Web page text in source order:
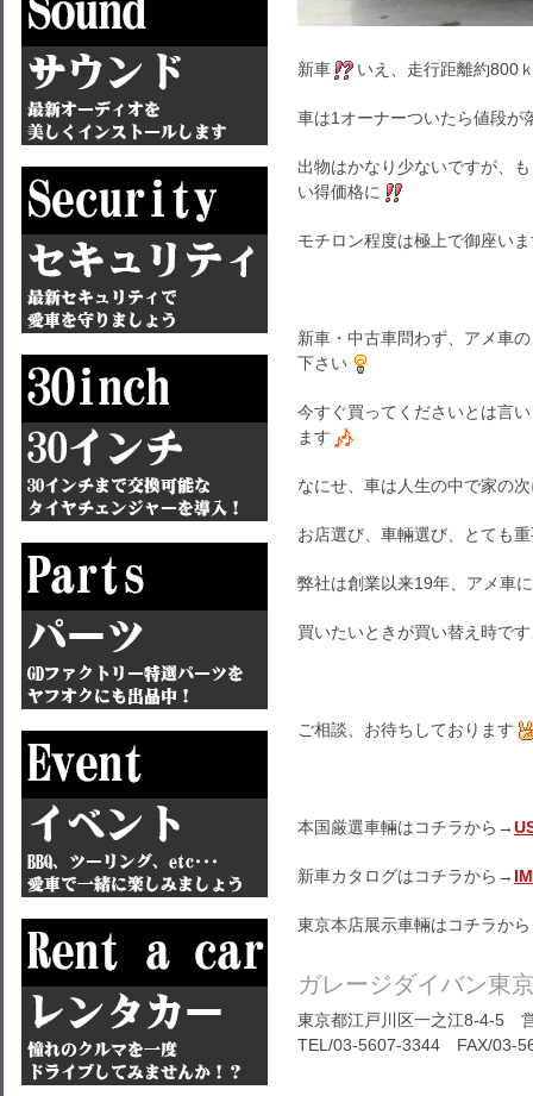
新車 いえ、走行距離約800
車は1オーナーついたら値段が
出物はかなり少ないですが、
い得価格に
モチロン程度は極上で御座い
新車・中古車問わず、アメ車
下さい
今すぐ買ってくださいとは言
ます
なにせ、車は人生の中で家の
お店選び、車輛選び、とても
弊社は創業以来19年、アメ車
買いたいときが買い替え時で
ご相談、お待ちしております
本国厳選車輛はコチラから→
新車カタログはコチラから→
東京本店展示車輛はコチラか
ガレージダイバン東
東京都江戸川区一之江8-4-5
TEL/03-5607-3344 FAX/03-